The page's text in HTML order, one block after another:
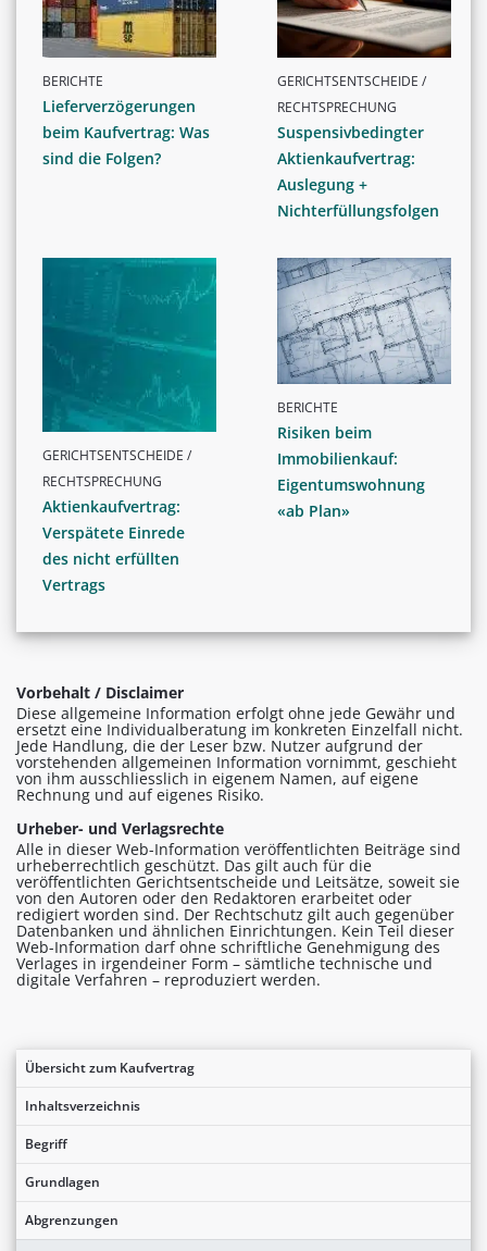
Übersicht zum Kaufvertrag
Inhaltsverzeichnis
Begriff
Grundlagen
Abgrenzungen
BERICHTE
Lieferverzögerungen
beim Kaufvertrag: Was
sind die Folgen?
GERICHTSENTSCHEIDE /
RECHTSPRECHUNG
Suspensivbedingter
Aktienkaufvertrag:
Auslegung +
Nichterfüllungsfolgen
GERICHTSENTSCHEIDE /
RECHTSPRECHUNG
Aktienkaufvertrag:
Verspätete Einrede
des nicht erfüllten
Vertrags
BERICHTE
Risiken beim
Immobilienkauf:
Eigentumswohnung
«ab Plan»
Vorbehalt / Disclaimer
Diese allgemeine Information erfolgt ohne jede Gewähr und
ersetzt eine Individualberatung im konkreten Einzelfall nicht.
Jede Handlung, die der Leser bzw. Nutzer aufgrund der
vorstehenden allgemeinen Information vornimmt, geschieht
von ihm ausschliesslich in eigenem Namen, auf eigene
Rechnung und auf eigenes Risiko.
Urheber- und Verlagsrechte
Alle in dieser Web-Information veröffentlichten Beiträge sind
urheberrechtlich geschützt. Das gilt auch für die
veröffentlichten Gerichtsentscheide und Leitsätze, soweit sie
von den Autoren oder den Redaktoren erarbeitet oder
redigiert worden sind. Der Rechtschutz gilt auch gegenüber
Datenbanken und ähnlichen Einrichtungen. Kein Teil dieser
Web-Information darf ohne schriftliche Genehmigung des
Verlages in irgendeiner Form – sämtliche technische und
digitale Verfahren – reproduziert werden.